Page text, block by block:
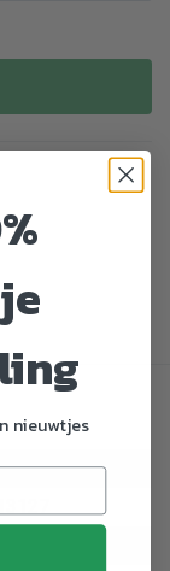
nieuwtjes